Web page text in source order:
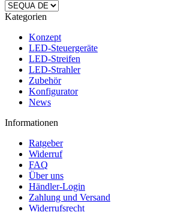
Kategorien
Konzept
LED-Steuergeräte
LED-Streifen
LED-Strahler
Zubehör
Konfigurator
News
Informationen
Ratgeber
Widerruf
FAQ
Über uns
Händler-Login
Zahlung und Versand
Widerrufsrecht